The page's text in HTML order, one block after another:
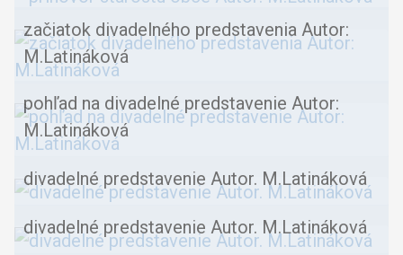
začiatok divadelného predstavenia Autor:
M.Latináková
pohľad na divadelné predstavenie Autor:
M.Latináková
divadelné predstavenie Autor. M.Latináková
divadelné predstavenie Autor. M.Latináková